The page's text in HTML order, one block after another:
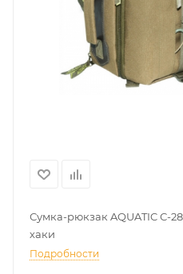
Сумка-рюкзак AQUATIC С-
хаки
Подробности